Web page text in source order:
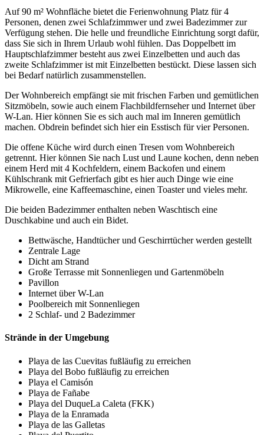
Auf 90 m² Wohnfläche bietet die Ferienwohnung Platz für 4
Personen, denen zwei Schlafzimmwer und zwei Badezimmer zur
Verfügung stehen. Die helle und freundliche Einrichtung sorgt dafür,
dass Sie sich in Ihrem Urlaub wohl fühlen. Das Doppelbett im
Hauptschlafzimmer besteht aus zwei Einzelbetten und auch das
zweite Schlafzimmer ist mit Einzelbetten bestückt. Diese lassen sich
bei Bedarf natürlich zusammenstellen.
Der Wohnbereich empfängt sie mit frischen Farben und gemütlichen
Sitzmöbeln, sowie auch einem Flachbildfernseher und Internet über
W-Lan. Hier können Sie es sich auch mal im Inneren gemütlich
machen. Obdrein befindet sich hier ein Esstisch für vier Personen.
Die offene Küche wird durch einen Tresen vom Wohnbereich
getrennt. Hier können Sie nach Lust und Laune kochen, denn neben
einem Herd mit 4 Kochfeldern, einem Backofen und einem
Kühlschrank mit Gefrierfach gibt es hier auch Dinge wie eine
Mikrowelle, eine Kaffeemaschine, einen Toaster und vieles mehr.
Die beiden Badezimmer enthalten neben Waschtisch eine
Duschkabine und auch ein Bidet.
Bettwäsche, Handtücher und Geschirrtücher werden gestellt
Zentrale Lage
Dicht am Strand
Große Terrasse mit Sonnenliegen und Gartenmöbeln
Pavillon
Internet über W-Lan
Poolbereich mit Sonnenliegen
2 Schlaf- und 2 Badezimmer
Strände in der Umgebung
Playa de las Cuevitas fußläufig zu erreichen
Playa del Bobo fußläufig zu erreichen
Playa el Camisón
Playa de Fañabe
Playa del DuqueLa Caleta (FKK)
Playa de la Enramada
Playa de las Galletas